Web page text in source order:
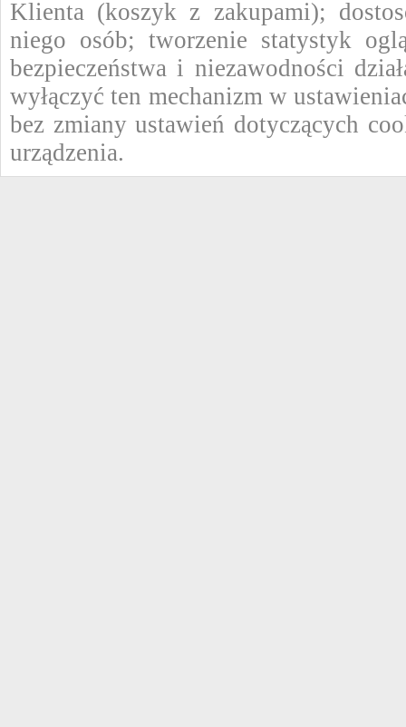
Klienta (koszyk z zakupami);
niego osób; tworzenie statystyk
bezpieczeństwa i niezawodności
wyłączyć ten mechanizm w
bez zmiany ustawień dotyczących
urządzenia.